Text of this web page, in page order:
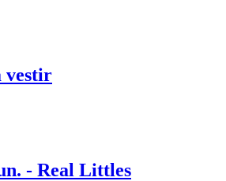
vestir
- Real Littles